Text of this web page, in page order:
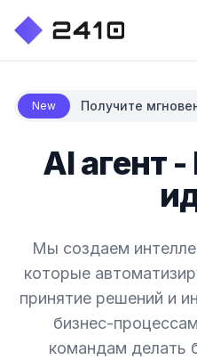
New
Получите
AI агент
Мы создаем
которые
принятие решений и
бизнес-
командам делать